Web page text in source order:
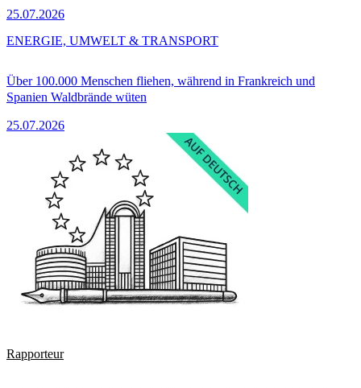
25.07.2026
Über 100.000 Menschen fliehen, während in Frankreich und
Spanien Waldbrände wüten
25.07.2026
ENERGIE, UMWELT & TRANSPORT
Rapporteur